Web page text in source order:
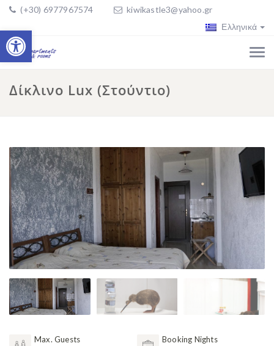
Ανοίξτε τη γραμμή εργαλείων
(+30) 6977967574
kiwikastle3@yahoo.gr
Ελληνικά
Δίκλινο Lux (Στούντιο)
Max. Guests
Booking Nights